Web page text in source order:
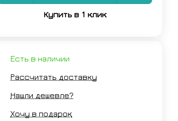
Купить в 1 клик
Есть в наличии
Рассчитать доставку
Нашли дешевле?
Хочу в подарок